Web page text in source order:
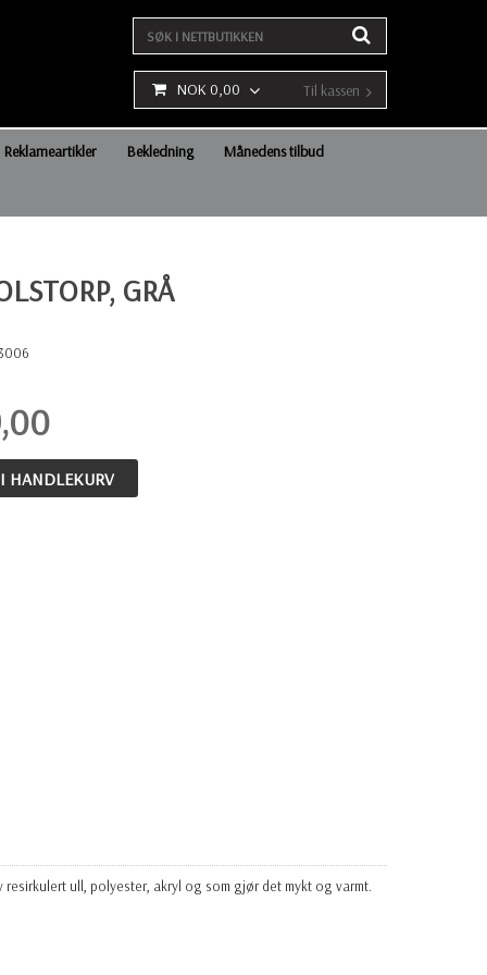
NOK 0,00 Til kassen
Reklameartikler Bekledning Månedens tilbud
GRÅ
HANDLEKURV
ull, polyester, akryl og som gjør det mykt og varmt.